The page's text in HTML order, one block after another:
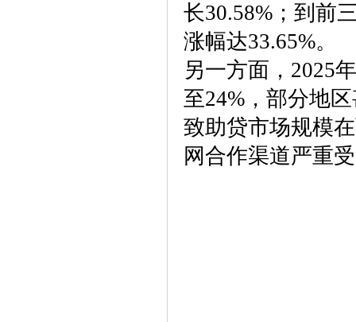
长30.58%；到前
涨幅达33.65%。
另一方面，2025
至24%，部分地
致助贷市场规模
网合作渠道严重